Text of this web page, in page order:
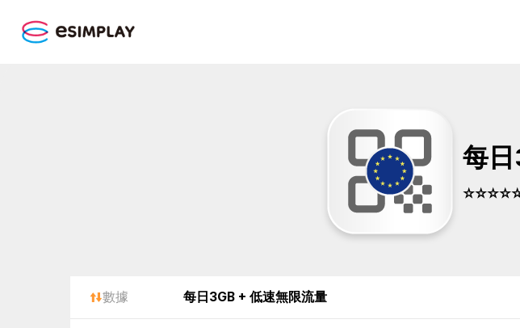
每
☆☆☆☆☆
數據 每日3GB + 低速無限流量